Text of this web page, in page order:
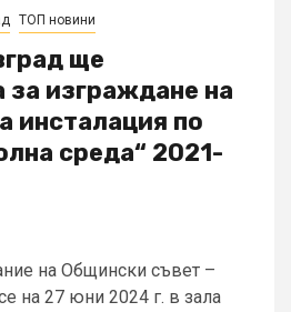
ТОП новини
ще
за изграждане на
инсталация по
среда“ 2021-
на Общински съвет –
на 27 юни 2024 г. в зала